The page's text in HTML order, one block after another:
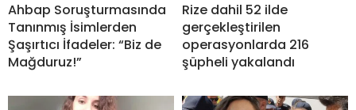
Ahbap Soruşturmasında
Tanınmış İsimlerden
Şaşırtıcı İfadeler: “Biz de
Mağduruz!”
Rize dahil 52 ilde
gerçekleştirilen
operasyonlarda 216
şüpheli yakalandı